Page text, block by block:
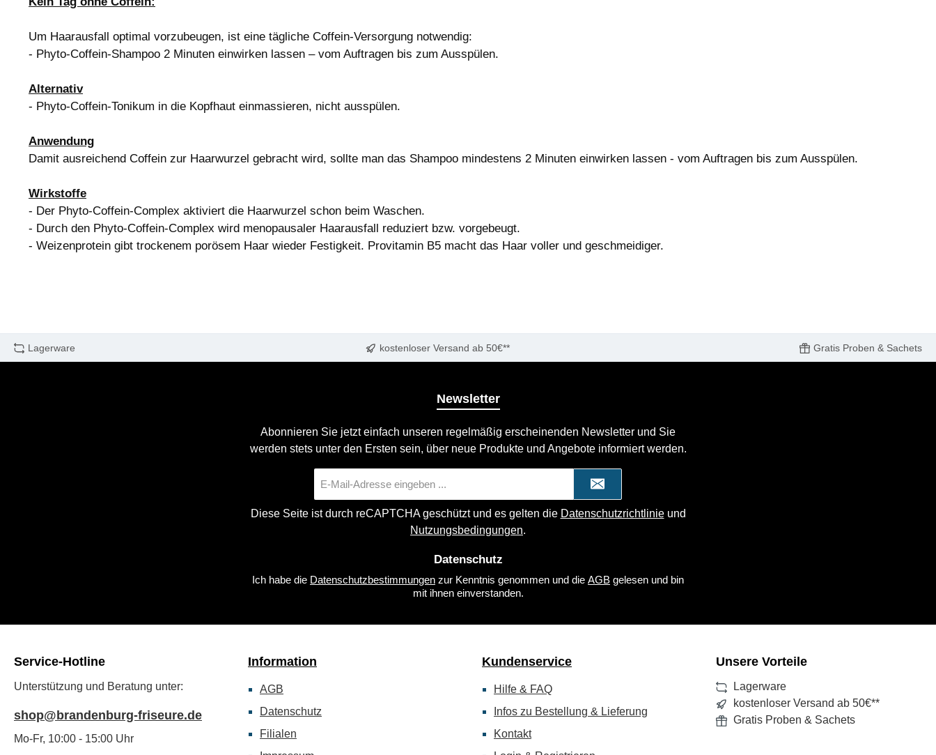
Um Haarausfall optimal vorzubeugen, ist eine tägliche Coffein-Versorgung notwendig:
- Phyto-Coffein-Shampoo 2 Minuten einwirken lassen – vom Auftragen bis zum Ausspülen.
Alternativ
- Phyto-Coffein-Tonikum in die Kopfhaut einmassieren, nicht ausspülen.
Anwendung
Damit ausreichend Coffein zur Haarwurzel gebracht wird, sollte man das Shampoo mindestens 2 Minuten einwirken lassen - vom Auftragen bis zum Ausspülen.
Wirkstoffe
- Der Phyto‐Coffein‐Complex aktiviert die Haarwurzel schon beim Waschen.
- Durch den Phyto-Coffein-Complex wird menopausaler Haarausfall reduziert bzw. vorgebeugt.
- Weizenprotein gibt trockenem porösem Haar wieder Festigkeit. Provitamin B5 macht das Haar voller und geschmeidiger.
Lagerware kostenloser Versand ab 50€** Gratis Proben & Sachets
Newsletter
Abonnieren Sie jetzt einfach unseren regelmäßig erscheinenden Newsletter und Sie
werden stets unter den Ersten sein, über neue Produkte und Angebote informiert werden.
Mail-
*
Diese Seite ist durch reCAPTCHA geschützt und es gelten die Datenschutzrichtlinieund
Nutzungsbedingungen.
Datenschutz
Ich habe die Datenschutzbestimmungen zur Kenntnis genommen und die AGB gelesen und bin
mit ihnen einverstanden.
Service-Hotline
Unterstützung und Beratung unter:
shop@brandenburg-friseure.de
Mo-Fr, 10:00 - 15:00 Uhr
Information
AGB
Datenschutz
Filialen
Kundenservice
Hilfe & FAQ
Infos zu Bestellung & Lieferung
Kontakt
Unsere Vorteile
Lagerware
kostenloser Versand ab 50€**
Gratis Proben & Sachets